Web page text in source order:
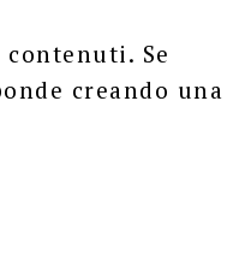
Se
creando una